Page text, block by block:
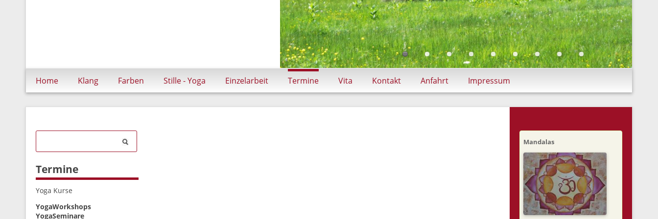
Navigation
Home Klang Farben Stille - Yoga Einzelarbeit Termine Vita Kontakt Anfahrt Impressum
Termine
Navigation
Yoga Kurse
YogaWorkshops
YogaSeminare
Mandalas